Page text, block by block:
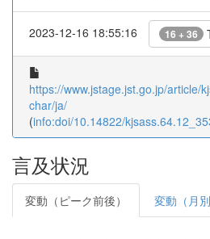
2023-12-16 18:55:16 16 + 36
https://www.jstage.jst.go.jp/article/
char/ja/
(info:doi/10.14822/
言及状況
変動（ピーク前後） 変動（月別